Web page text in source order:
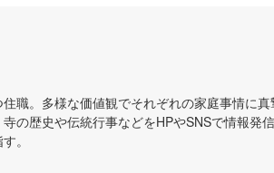
職。多様な価値観でそれぞれの家庭事情に真
の歴史や伝統行事などをHPやSNSで情報発
。